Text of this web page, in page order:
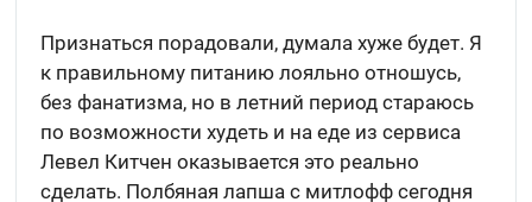
Признаться порадовали, думала хуже будет. Я
к правильному питанию лояльно отношусь,
без фанатизма, но в летний период стараюсь
по возможности худеть и на еде из сервиса
Левел Китчен оказывается это реально
сделать. Полбяная лапша с митлофф сегодня